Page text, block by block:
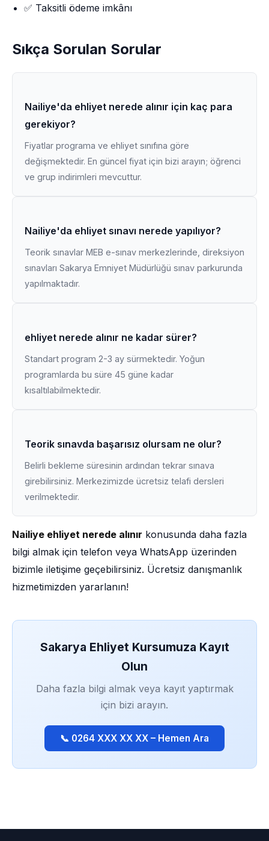
✅ Taksitli ödeme imkânı
Sıkça Sorulan Sorular
Nailiye'da ehliyet nerede alınır için kaç para
gerekiyor?
Fiyatlar programa ve ehliyet sınıfına göre
değişmektedir. En güncel fiyat için bizi arayın; öğrenci
ve grup indirimleri mevcuttur.
Nailiye'da ehliyet sınavı nerede yapılıyor?
Teorik sınavlar MEB e-sınav merkezlerinde, direksiyon
sınavları Sakarya Emniyet Müdürlüğü sınav parkurunda
yapılmaktadır.
ehliyet nerede alınır ne kadar sürer?
Standart program 2-3 ay sürmektedir. Yoğun
programlarda bu süre 45 güne kadar
kısaltılabilmektedir.
Teorik sınavda başarısız olursam ne olur?
Belirli bekleme süresinin ardından tekrar sınava
girebilirsiniz. Merkezimizde ücretsiz telafi dersleri
verilmektedir.
Nailiye ehliyet nerede alınır konusunda daha fazla
bilgi almak için telefon veya WhatsApp üzerinden
bizimle iletişime geçebilirsiniz. Ücretsiz danışmanlık
hizmetimizden yararlanın!
Sakarya Ehliyet Kursumuza Kayıt
Olun
Daha fazla bilgi almak veya kayıt yaptırmak
için bizi arayın.
📞 0264 XXX XX XX – Hemen Ara